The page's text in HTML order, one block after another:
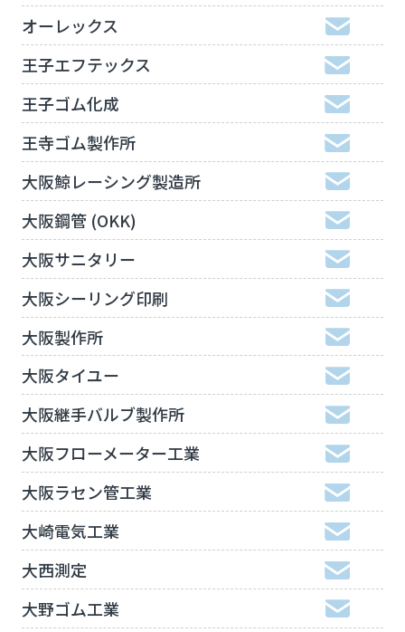
オーレックス
王子エフテックス
王子ゴム化成
王寺ゴム製作所
大阪鯨レーシング製造所
大阪鋼管 (OKK)
大阪サニタリー
大阪シーリング印刷
大阪製作所
大阪タイユー
大阪継手バルブ製作所
大阪フローメーター工業
大阪ラセン管工業
大崎電気工業
大西測定
大野ゴム工業